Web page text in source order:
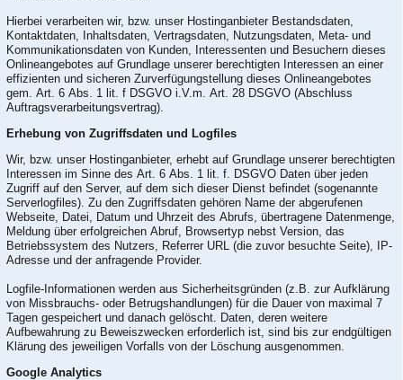
Hierbei verarbeiten wir, bzw. unser Hostinganbieter Bestandsdaten,
Kontaktdaten, Inhaltsdaten, Vertragsdaten, Nutzungsdaten, Meta- und
Kommunikationsdaten von Kunden, Interessenten und Besuchern dieses
Onlineangebotes auf Grundlage unserer berechtigten Interessen an einer
effizienten und sicheren Zurverfügungstellung dieses Onlineangebotes
gem. Art. 6 Abs. 1 lit. f DSGVO i.V.m. Art. 28 DSGVO (Abschluss
Auftragsverarbeitungsvertrag).
Erhebung von Zugriffsdaten und Logfiles
Wir, bzw. unser Hostinganbieter, erhebt auf Grundlage unserer berechtigten
Interessen im Sinne des Art. 6 Abs. 1 lit. f. DSGVO Daten über jeden
Zugriff auf den Server, auf dem sich dieser Dienst befindet (sogenannte
Serverlogfiles). Zu den Zugriffsdaten gehören Name der abgerufenen
Webseite, Datei, Datum und Uhrzeit des Abrufs, übertragene Datenmenge,
Meldung über erfolgreichen Abruf, Browsertyp nebst Version, das
Betriebssystem des Nutzers, Referrer URL (die zuvor besuchte Seite), IP-
Adresse und der anfragende Provider.
Logfile-Informationen werden aus Sicherheitsgründen (z.B. zur Aufklärung
von Missbrauchs- oder Betrugshandlungen) für die Dauer von maximal 7
Tagen gespeichert und danach gelöscht. Daten, deren weitere
Aufbewahrung zu Beweiszwecken erforderlich ist, sind bis zur endgültigen
Klärung des jeweiligen Vorfalls von der Löschung ausgenommen.
Google Analytics